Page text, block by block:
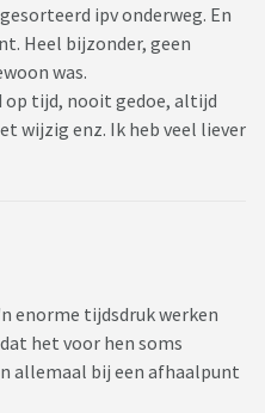
ipv onderweg. En
Heel bijzonder, geen
was.
op tijd, nooit gedoe, altijd
wijzig enz. Ik heb veel liever
enorme tijdsdruk werken
het voor hen soms
allemaal bij een afhaalpunt